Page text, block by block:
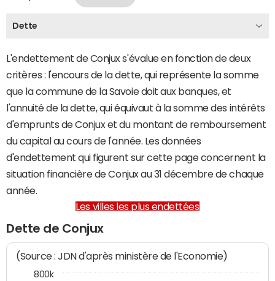
Dette
L'endettement de Conjux s'évalue en fonction de deux
critères : l'encours de la dette, qui représente la somme
que la commune de la Savoie doit aux banques, et
l'annuité de la dette, qui équivaut à la somme des intérêts
d'emprunts de Conjux et du montant de remboursement
du capital au cours de l'année. Les données
d'endettement qui figurent sur cette page concernent la
situation financière de Conjux au 31 décembre de chaque
année.
Les villes les plus endettées
Dette de Conjux
(Source : JDN d'après ministère de l'Economie)
800k